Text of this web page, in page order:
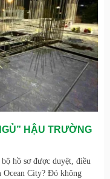
HẬU TRƯỜNG
hồ sơ được duyệt, điều
Ocean City? Đó không